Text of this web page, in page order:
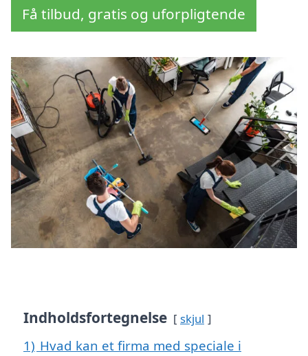
Få tilbud, gratis og uforpligtende
Indholdsfortegnelse skjul
1) Hvad kan et firma med speciale i